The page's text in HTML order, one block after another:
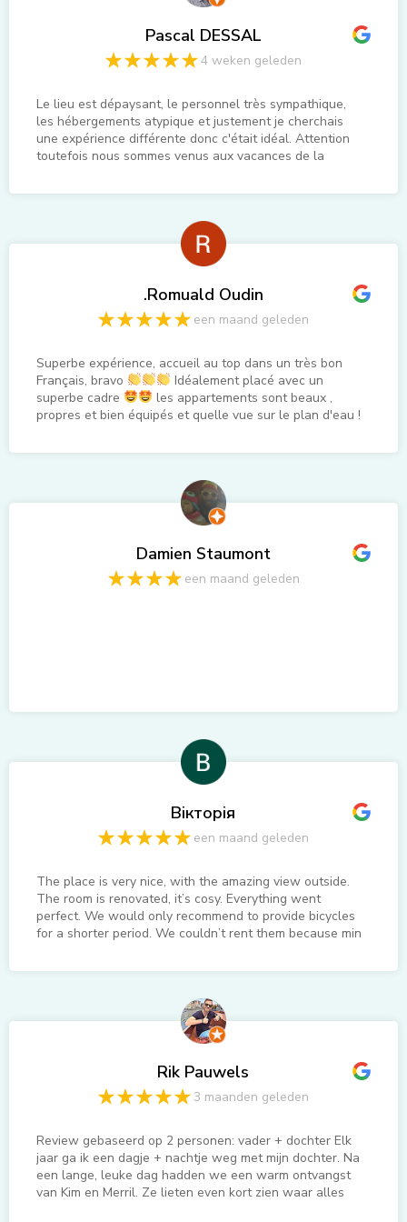
Pascal DESSAL
4 weken geleden
Le lieu est dépaysant, le personnel très sympathique,
les hébergements atypique et justement je cherchais
une expérience différente donc c'était idéal. Attention
toutefois nous sommes venus aux vacances de la
revenir au printemps ou en été ce sera certainement
Amsterdam et son parking RAI Europlain P4 P+R très
intéressant pour 3 tickets aller-retour en métro et le
parking pour la journée, pour seulement 11€.
.Romuald Oudin
een maand geleden
Superbe expérience, accueil au top dans un très bon
Français, bravo
Idéalement placé avec un
superbe cadre
les appartements sont beaux ,
propres et bien équipés et quelle vue sur le plan d'eau !
météo plus clémente
Damien Staumont
een maand geleden
Вікторія
een maand geleden
The place is very nice, with the amazing view outside.
The room is renovated, it’s cosy. Everything went
perfect. We would only recommend to provide bicycles
for a shorter period. We couldn’t rent them because min
Rik Pauwels
3 maanden geleden
Review gebaseerd op 2 personen: vader + dochter Elk
jaar ga ik een dagje + nachtje weg met mijn dochter. Na
een lange, leuke dag hadden we een warm ontvangst
van Kim en Merril. Ze lieten even kort zien waar alles